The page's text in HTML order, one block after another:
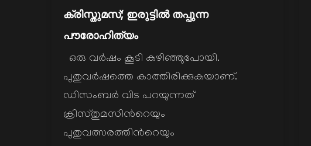
ക്രിസ്തുമസ്; ഇരുട്ടില്‍ തപ്പുന്ന
പൗരോഹിത്യം
ഒരു വര്‍ഷം കൂടി കഴിഞ്ഞുപോയി.
പുതുവര്‍ഷത്തെ കാത്തിരിക്കുകയാണ്.
ഡിസംബര്‍ വിട പറയുന്നത്
ക്രിസ്തുമസിന്‍റെയും
പുതുവത്സരത്തിന്‍റെയും